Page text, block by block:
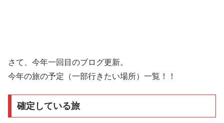
さて、今年一回目のブログ更新。
今年の旅の予定（一部行きたい場所）一覧！！
確定している旅